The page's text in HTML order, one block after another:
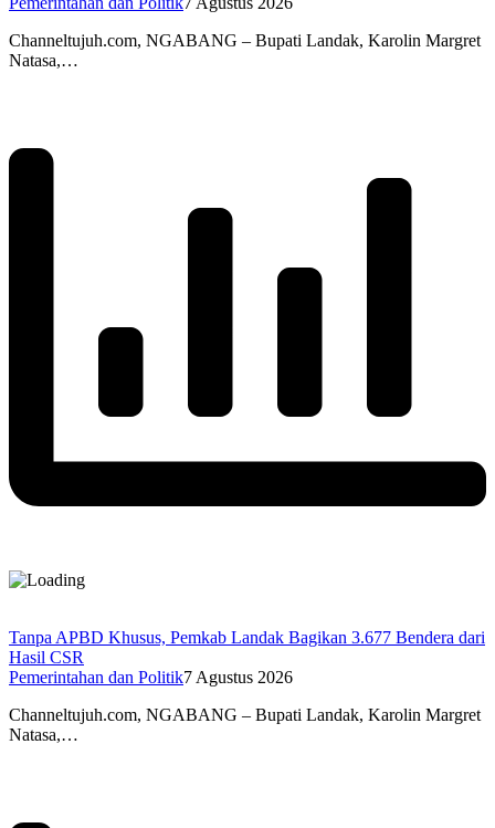
Channeltujuh.com, NGABANG – Bupati Landak, Karolin Margret
Natasa,…
Tanpa APBD Khusus, Pemkab Landak Bagikan 3.677 Bendera dari
Hasil CSR
Pemerintahan dan Politik7 Agustus 2026
Channeltujuh.com, NGABANG – Bupati Landak, Karolin Margret
Natasa,…